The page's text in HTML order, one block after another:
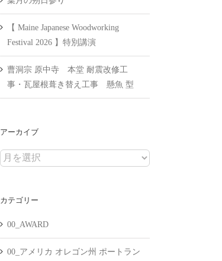
【 Maine Japanese Woodworking
Festival 2026 】特別講演
曹洞宗 原中寺 本堂 耐震改修工
事・瓦屋根葺き替え工事 懸魚 型
アーカイブ
ア
イ
カテゴリー
00_AWARD
00_アメリカ オレゴン州 ポートラン